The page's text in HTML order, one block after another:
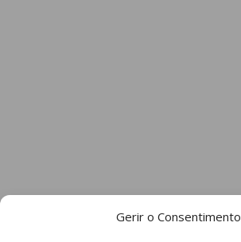
Gerir o Consentimento